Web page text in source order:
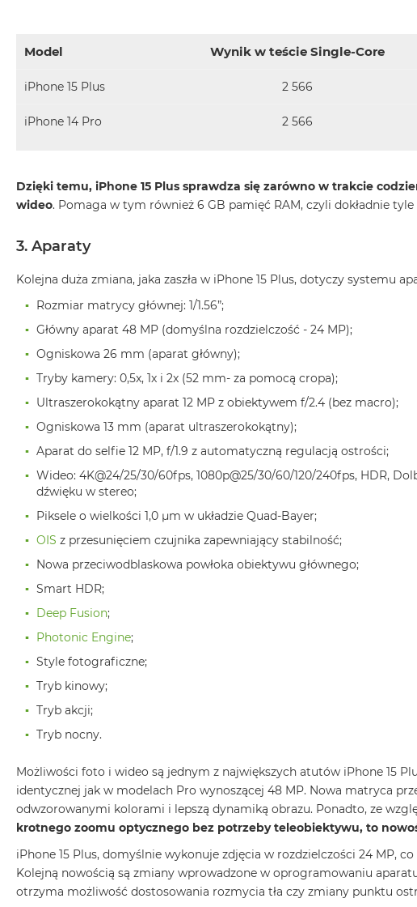
Air
MacBook
1TB
2TB
4TB
MacBook
Pro
14
MacBook
Pro
koloru
MacBook
Pro
Gwiezdna
Czerń
MacBook
Gwiezdna
szarość
MacBook
Pro
pamięci
RAM
Pro
8GB
RAM
MacBook
Pro
16GB
RAM
Model Wynik w teście Single-Core
iPhone 15 Plus 2 566
iPhone 14 Pro 2 566
Dzięki temu, iPhone 15 Plus sprawdza się zarówno w trakcie
wideo. Pomaga w tym również 6 GB pamięć RAM, czyli dokładnie tyle
3. Aparaty
Kolejna duża zmiana, jaka zaszła w iPhone 15 Plus, dotyczy systemu
Rozmiar matrycy głównej: 1/1.56”;
Główny aparat 48 MP (domyślna rozdzielczość - 24 MP);
Ogniskowa 26 mm (aparat główny);
Tryby kamery: 0,5x, 1x i 2x (52 mm- za pomocą cropa);
Ultraszerokokątny aparat 12 MP z obiektywem f/2.4 (bez macro);
Ogniskowa 13 mm (aparat ultraszerokokątny);
Aparat do selfie 12 MP, f/1.9 z automatyczną regulacją ostrości;
Wideo: 4K@24/25/30/60fps, 1080p@25/30/60/120/240fps, HDR,
dźwięku w stereo;
Piksele o wielkości 1,0 µm w układzie Quad-Bayer;
OIS z przesunięciem czujnika zapewniający stabilność;
Nowa przeciwodblaskowa powłoka obiektywu głównego;
Smart HDR;
Deep Fusion;
Photonic Engine;
Style fotograficzne;
Tryb kinowy;
Tryb akcji;
Tryb nocny.
Możliwości foto i wideo są jednym z największych atutów iPhone 15
identycznej jak w modelach Pro wynoszącej 48 MP. Nowa matryca
odwzorowanymi kolorami i lepszą dynamiką obrazu. Ponadto, ze
krotnego zoomu optycznego bez potrzeby teleobiektywu, to
iPhone 15 Plus, domyślnie wykonuje zdjęcia w rozdzielczości 24 MP,
Kolejną nowością są zmiany wprowadzone w oprogramowaniu
otrzyma możliwość dostosowania rozmycia tła czy zmiany punktu